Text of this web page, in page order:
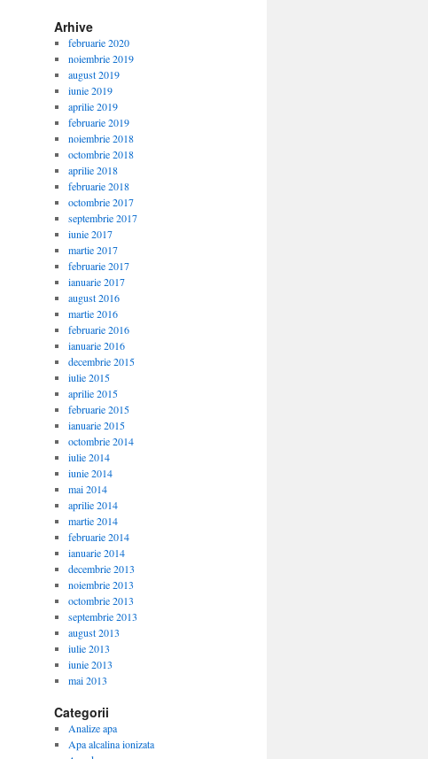
Arhive
februarie 2020
noiembrie 2019
august 2019
iunie 2019
aprilie 2019
februarie 2019
noiembrie 2018
octombrie 2018
aprilie 2018
februarie 2018
octombrie 2017
septembrie 2017
iunie 2017
martie 2017
februarie 2017
ianuarie 2017
august 2016
martie 2016
februarie 2016
ianuarie 2016
decembrie 2015
iulie 2015
aprilie 2015
februarie 2015
ianuarie 2015
octombrie 2014
iulie 2014
iunie 2014
mai 2014
aprilie 2014
martie 2014
februarie 2014
ianuarie 2014
decembrie 2013
noiembrie 2013
octombrie 2013
septembrie 2013
august 2013
iulie 2013
iunie 2013
mai 2013
Categorii
Analize apa
Apa alcalina ionizata